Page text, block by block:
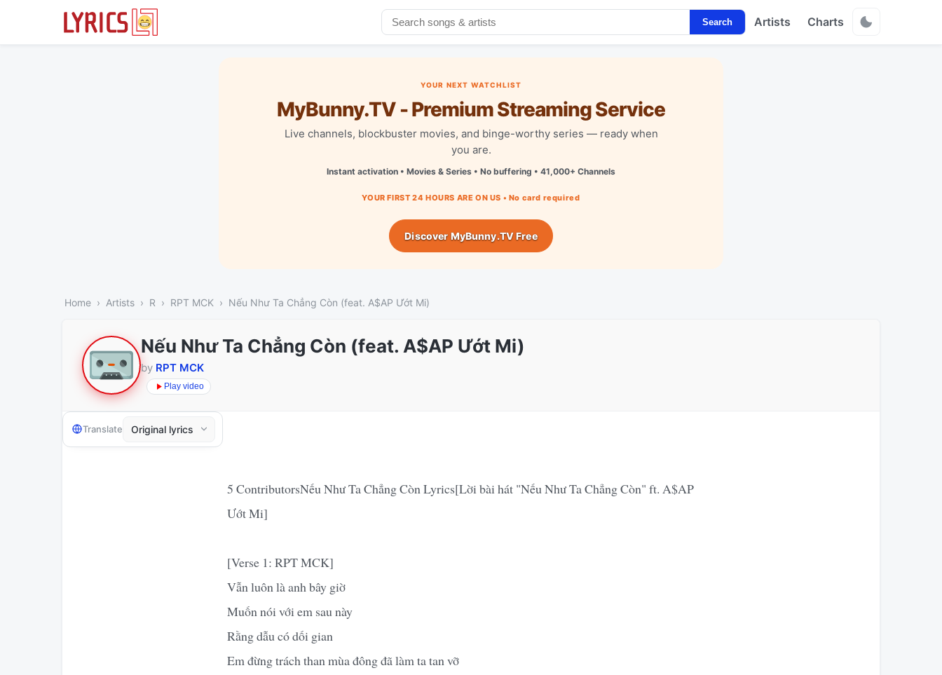
Search Artists Charts
YOUR NEXT WATCHLIST
MyBunny.TV - Premium Streaming Service
Live channels, blockbuster movies, and binge-worthy series — ready when
you are.
Instant activation • Movies & Series • No buffering • 41,000+ Channels
YOUR FIRST 24 HOURS ARE ON US • No card required
Discover MyBunny.TV Free
Home Artists R RPT MCK Nếu Như Ta Chẳng Còn (feat. A$AP Ướt Mi)
Nếu Như Ta Chẳng Còn (feat. A$AP Ướt Mi)
by RPT MCK
Play video
Translate
5 ContributorsNếu Như Ta Chẳng Còn Lyrics[Lời bài hát "Nếu Như Ta Chẳng Còn" ft. A$AP
Ướt Mi]
[Verse 1: RPT MCK]
Vẫn luôn là anh bây giờ
Muốn nói với em sau này
Rằng dẫu có dối gian
Em đừng trách than mùa đông đã làm ta tan vỡ